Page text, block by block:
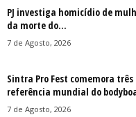
PJ investiga homicídio de
da morte do...
7 de Agosto, 2026
Sintra Pro Fest comemora
referência mundial do
7 de Agosto, 2026